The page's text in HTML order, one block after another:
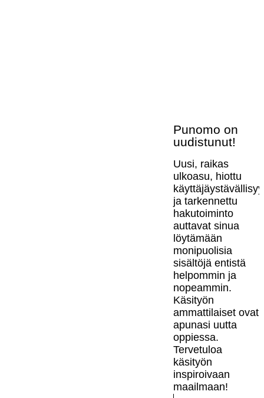
Punomo on
uudistunut!
Uusi, raikas
ulkoasu, hiottu
ja tarkennettu
hakutoiminto
auttavat sinua
löytämään
monipuolisia
sisältöjä entistä
helpommin ja
nopeammin.
Käsityön
ammattilaiset ovat
apunasi uutta
oppiessa.
Tervetuloa
käsityön
inspiroivaan
maailmaan!